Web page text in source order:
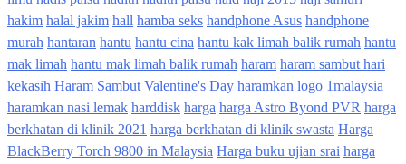
hakim halal jakim hall hamba seks handphone Asus handphone
murah hantaran hantu hantu cina hantu kak limah balik rumah hantu
mak limah hantu mak limah balik rumah haram haram sambut hari
kekasih Haram Sambut Valentine's Day haramkan logo 1malaysia
haramkan nasi lemak harddisk harga harga Astro Byond PVR harga
berkhatan di klinik 2021 harga berkhatan di klinik swasta Harga
BlackBerry Torch 9800 in Malaysia Harga buku ujian srai harga